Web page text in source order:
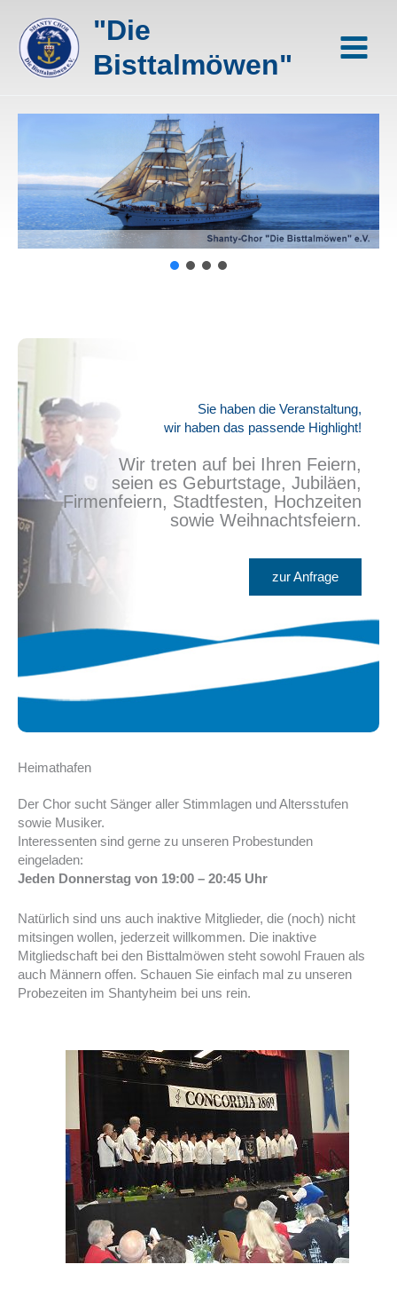
Inhalt
springen
"Die
Bisttalmöwen"
Sie haben die Veranstaltung,
wir haben das passende Highlight!
Wir treten auf bei Ihren Feiern,
seien es Geburtstage, Jubiläen,
Firmenfeiern, Stadtfesten, Hochzeiten
sowie Weihnachtsfeiern.
zur Anfrage
Heimathafen
Der Chor sucht Sänger aller Stimmlagen und Altersstufen
sowie Musiker.
Interessenten sind gerne zu unseren Probestunden
eingeladen:
Jeden Donnerstag von 19:00 – 20:45 Uhr
Natürlich sind uns auch inaktive Mitglieder, die (noch) nicht
mitsingen wollen, jederzeit willkommen. Die inaktive
Mitgliedschaft bei den Bisttalmöwen steht sowohl Frauen als
auch Männern offen. Schauen Sie einfach mal zu unseren
Probezeiten im Shantyheim bei uns rein.